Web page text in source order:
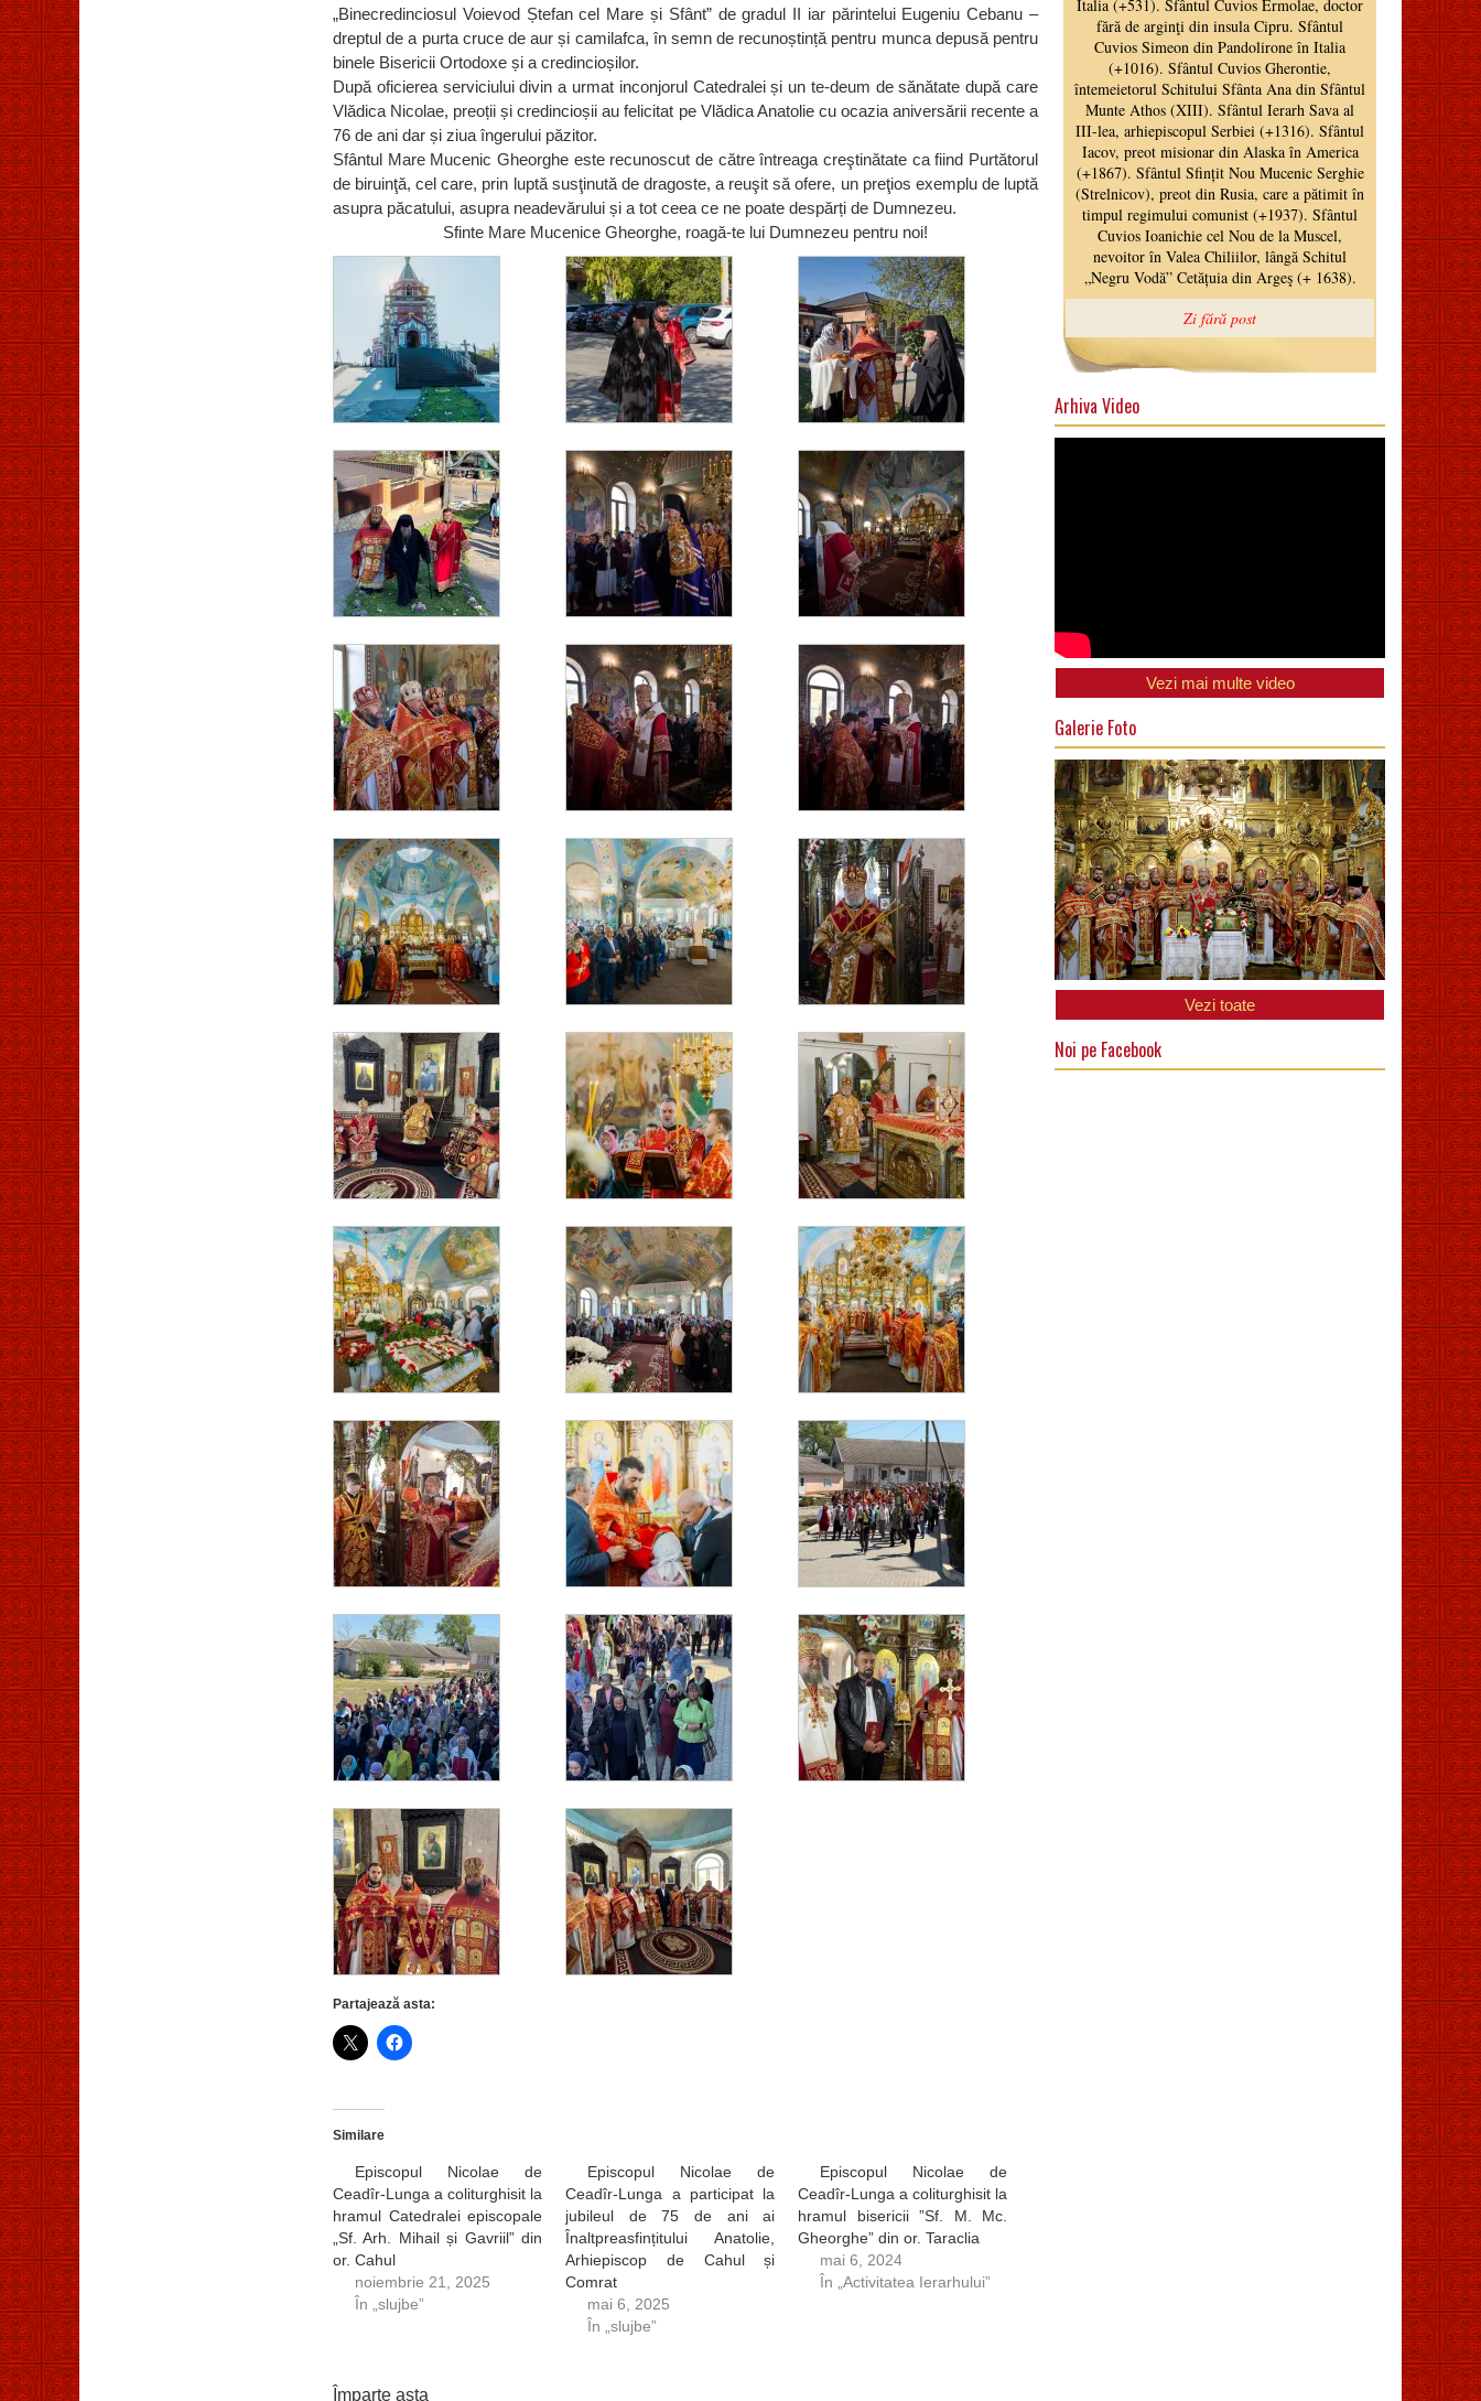
„Binecredinciosul Voievod Ștefan cel Mare și Sfânt” de gradul II iar părintelui Eugeniu Cebanu –
dreptul de a purta cruce de aur și camilafca, în semn de recunoștință pentru munca depusă pentru
binele Bisericii Ortodoxe și a credincioșilor.
După oficierea serviciului divin a urmat inconjorul Catedralei și un te-deum de sănătate după care
Vlădica Nicolae, preoții și credincioșii au felicitat pe Vlădica Anatolie cu ocazia aniversării recente a
76 de ani dar și ziua îngerului păzitor.
Sfântul Mare Mucenic Gheorghe este recunoscut de către întreaga creştinătate ca fiind Purtătorul
de biruinţă, cel care, prin luptă susţinută de dragoste, a reuşit să ofere, un preţios exemplu de luptă
asupra păcatului, asupra neadevărului și a tot ceea ce ne poate despărți de Dumnezeu.
Sfinte Mare Mucenice Gheorghe, roagă-te lui Dumnezeu pentru noi!
Partajează asta:
Similare
Episcopul Nicolae de
Ceadîr-Lunga a coliturghisit la
hramul Catedralei episcopale
„Sf. Arh. Mihail și Gavriil” din
or. Cahul
noiembrie 21, 2025
În „slujbe”
Episcopul Nicolae de
Ceadîr-Lunga a participat la
jubileul de 75 de ani ai
Înaltpreasfințitului Anatolie,
Arhiepiscop de Cahul și
Comrat
mai 6, 2025
În „slujbe”
Episcopul Nicolae de
Ceadîr-Lunga a coliturghisit la
hramul bisericii ”Sf. M. Mc.
Gheorghe” din or. Taraclia
mai 6, 2024
În „Activitatea Ierarhului”
Împarte asta
Arhiva Video
Vezi mai multe video
Galerie Foto
Vezi toate
Noi pe Facebook